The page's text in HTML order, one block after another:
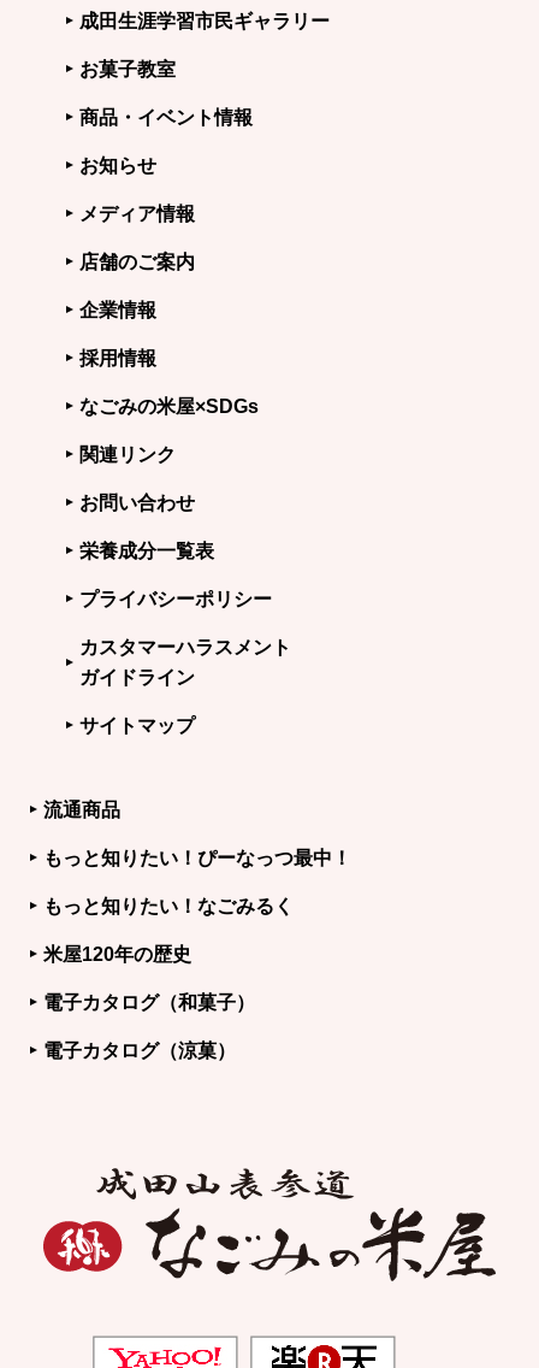
成田生涯学習市民ギャラリー
お菓子教室
商品・イベント情報
お知らせ
メディア情報
店舗のご案内
企業情報
採用情報
なごみの米屋×SDGs
関連リンク
お問い合わせ
栄養成分一覧表
プライバシーポリシー
カスタマーハラスメント
ガイドライン
サイトマップ
流通商品
もっと知りたい！ぴーなっつ最中！
もっと知りたい！なごみるく
米屋120年の歴史
電子カタログ（和菓子）
電子カタログ（涼菓）